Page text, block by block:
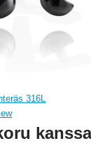
316L
kanssa